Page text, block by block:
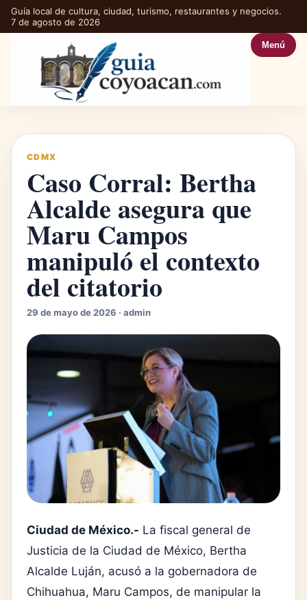
Guía local de cultura, ciudad, turismo, restaurantes y negocios.
7 de agosto de 2026
Menú
CDMX
Caso Corral: Bertha
Alcalde asegura que
Maru Campos
manipuló el contexto
del citatorio
29 de mayo de 2026 · admin
Ciudad de México.- La fiscal general de
Justicia de la Ciudad de México, Bertha
Alcalde Luján, acusó a la gobernadora de
Chihuahua, Maru Campos, de manipular la